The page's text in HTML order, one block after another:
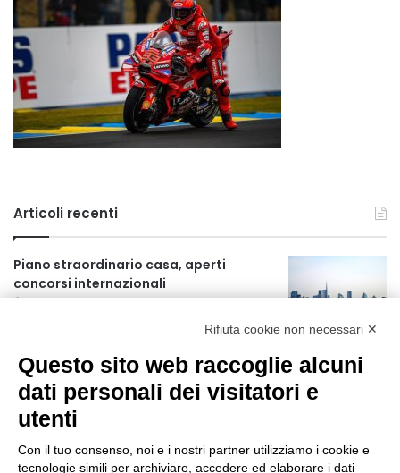
Articoli recenti
Piano straordinario casa, aperti
concorsi internazionali
farmaci in Italia
16 ore fa
Un nuovo modello di IA stima il volume
dei ghiacciai del pianeta
17 ore fa
Rifiuta cookie non necessari ✕
Questo sito web raccoglie alcuni
dati personali dei visitatori e
utenti
Con il tuo consenso, noi e i nostri partner utilizziamo i cookie e
tecnologie simili per archiviare, accedere ed elaborare i dati